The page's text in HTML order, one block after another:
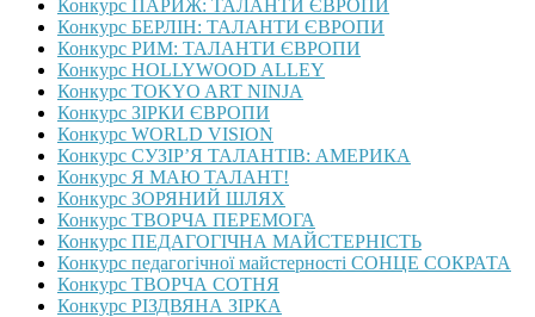
Конкурс ПАРИЖ: ТАЛАНТИ ЄВРОПИ
Конкурс БЕРЛІН: ТАЛАНТИ ЄВРОПИ
Конкурс РИМ: ТАЛАНТИ ЄВРОПИ
Конкурс HOLLYWOOD ALLEY
Конкурс TOKYO ART NINJA
Конкурс ЗІРКИ ЄВРОПИ
Конкурс WORLD VISION
Конкурс СУЗІР’Я ТАЛАНТІВ: АМЕРИКА
Конкурс Я МАЮ ТАЛАНТ!
Конкурс ЗОРЯНИЙ ШЛЯХ
Конкурс ТВОРЧА ПЕРЕМОГА
Конкурс ПЕДАГОГІЧНА МАЙСТЕРНІСТЬ
Конкурс педагогічної майстерності СОНЦЕ СОКРАТА
Конкурс ТВОРЧА СОТНЯ
Конкурс РІЗДВЯНА ЗІРКА